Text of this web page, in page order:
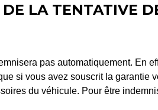
LA TENTATIVE
pas automatiquement. En
si vous avez souscrit la garantie
du véhicule. Pour être